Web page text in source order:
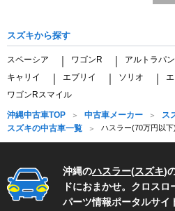
スズキから探す
スペーシア ワゴンR アルトラパン
キャリイ エブリイ ソリオ
ワゴンRスマイル
沖縄中古車TOP 中古車メーカー
ス
スズキの中古車一覧
ハスラー(70万円以
沖縄のハスラー(スズキ)
ドにおまかせ。クロスロ
パーツ情報ポータルサイ